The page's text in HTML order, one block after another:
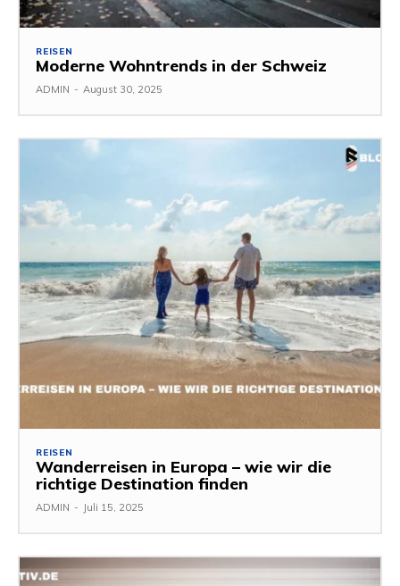
REISEN
Moderne Wohntrends in der Schweiz
ADMIN - August 30, 2025
REISEN
Wanderreisen in Europa – wie wir die
richtige Destination finden
ADMIN - Juli 15, 2025